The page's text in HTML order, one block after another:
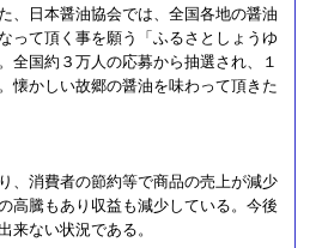
、日本醤油協会では、全国各地の醤油
って頂く事を願う「ふるさとしょうゆ
全国約３万人の応募から抽選され、１
懐かしい故郷の醤油を味わって頂きた
、消費者の節約等で商品の売上が減少
高騰もあり収益も減少している。今後
来ない状況である。